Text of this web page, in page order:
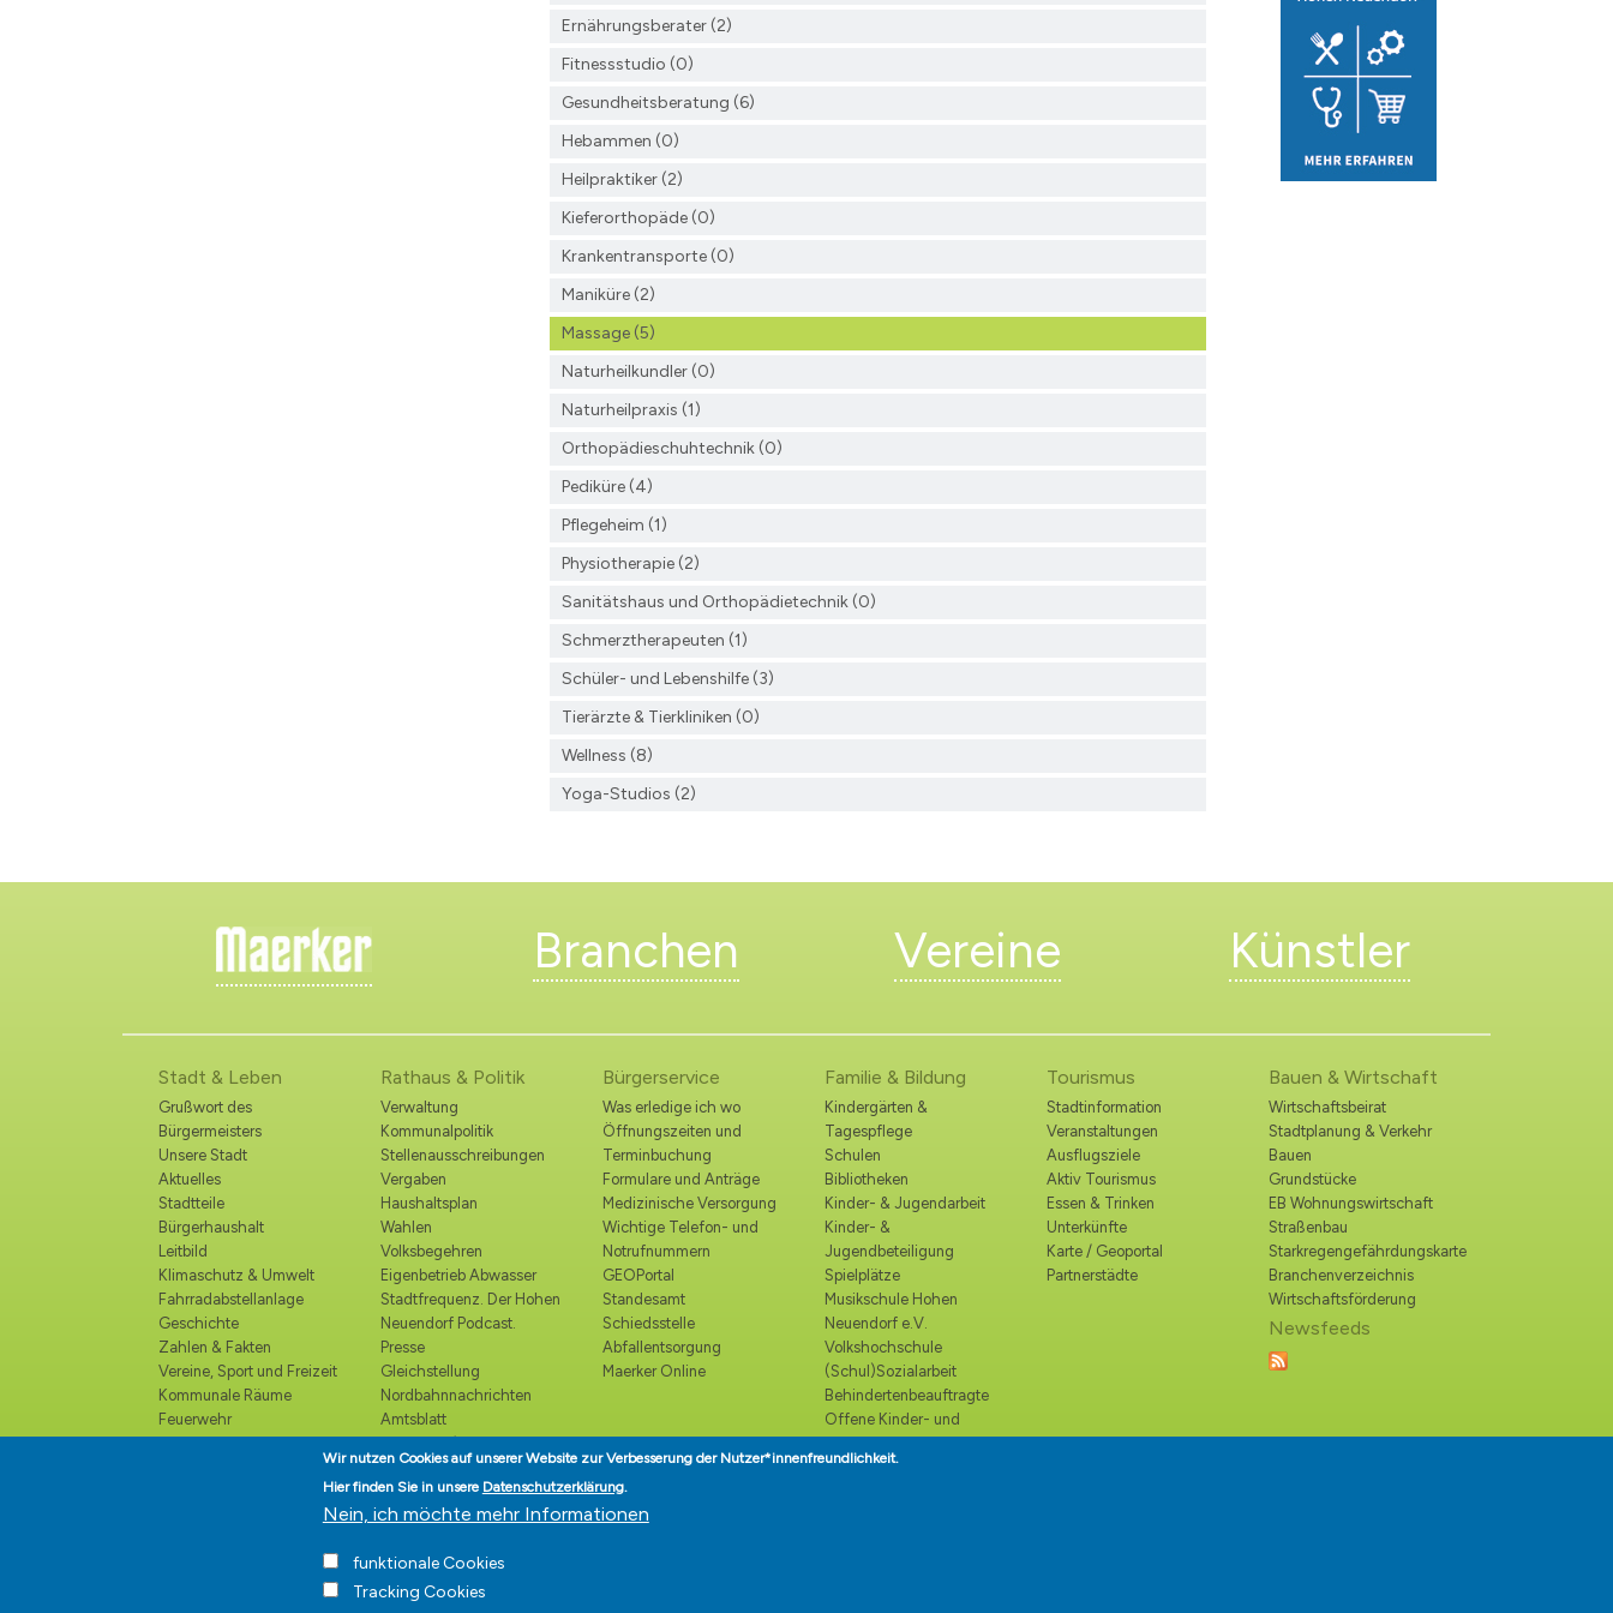
Ernährungsberater (2)
Fitnessstudio (0)
Gesundheitsberatung (6)
Hebammen (0)
Heilpraktiker (2)
Kieferorthopäde (0)
Krankentransporte (0)
Maniküre (2)
Massage (5)
Naturheilkundler (0)
Naturheilpraxis (1)
Orthopädieschuhtechnik (0)
Pediküre (4)
Pflegeheim (1)
Physiotherapie (2)
Sanitätshaus und Orthopädietechnik (0)
Schmerztherapeuten (1)
Schüler- und Lebenshilfe (3)
Tierärzte & Tierkliniken (0)
Wellness (8)
Yoga-Studios (2)
Branchen Vereine Künstler
Stadt & Leben
Grußwort des
Bürgermeisters
Unsere Stadt
Aktuelles
Stadtteile
Bürgerhaushalt
Leitbild
Klimaschutz & Umwelt
Fahrradabstellanlage
Geschichte
Zahlen & Fakten
Vereine, Sport und Freizeit
Kommunale Räume
Feuerwehr
Polizei
Rathaus & Politik
Verwaltung
Kommunalpolitik
Stellenausschreibungen
Vergaben
Haushaltsplan
Wahlen
Volksbegehren
Eigenbetrieb Abwasser
Stadtfrequenz. Der Hohen
Neuendorf Podcast.
Presse
Gleichstellung
Nordbahnnachrichten
Amtsblatt
Ortsrecht /
Bekanntmachungen
Ehrenbürger
Bürgerservice
Was erledige ich wo
Öffnungszeiten und
Terminbuchung
Formulare und Anträge
Medizinische Versorgung
Wichtige Telefon- und
Notrufnummern
GEOPortal
Standesamt
Schiedsstelle
Abfallentsorgung
Maerker Online
Familie & Bildung
Kindergärten &
Tagespflege
Schulen
Bibliotheken
Kinder- & Jugendarbeit
Kinder- &
Jugendbeteiligung
Spielplätze
Musikschule Hohen
Neuendorf e.V.
Volkshochschule
(Schul)Sozialarbeit
Behindertenbeauftragte
Offene Kinder- und
Jugendtreffs
Seniorenbeirat
Tourismus
Stadtinformation
Veranstaltungen
Ausflugsziele
Aktiv Tourismus
Essen & Trinken
Unterkünfte
Karte / Geoportal
Partnerstädte
Bauen & Wirtschaft
Wirtschaftsbeirat
Stadtplanung & Verkehr
Bauen
Grundstücke
EB Wohnungswirtschaft
Straßenbau
Starkregengefährdungskarte
Branchenverzeichnis
Wirtschaftsförderung
Newsfeeds
Wir nutzen Cookies auf unserer Website zur Verbesserung der Nutzer*innenfreundlichkeit.
Hier finden Sie in unsere Datenschutzerklärung.
Nein, ich möchte mehr Informationen
funktionale Cookies
Tracking Cookies